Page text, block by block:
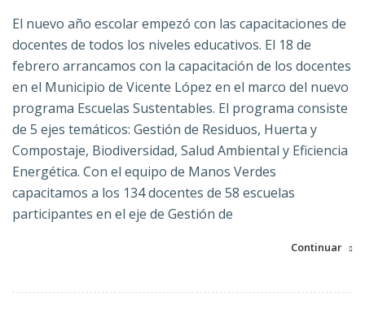
El nuevo año escolar empezó con las capacitaciones de
docentes de todos los niveles educativos. El 18 de
febrero arrancamos con la capacitación de los docentes
en el Municipio de Vicente López en el marco del nuevo
programa Escuelas Sustentables. El programa consiste
de 5 ejes temáticos: Gestión de Residuos, Huerta y
Compostaje, Biodiversidad, Salud Ambiental y Eficiencia
Energética. Con el equipo de Manos Verdes
capacitamos a los 134 docentes de 58 escuelas
participantes en el eje de Gestión de
Continuar